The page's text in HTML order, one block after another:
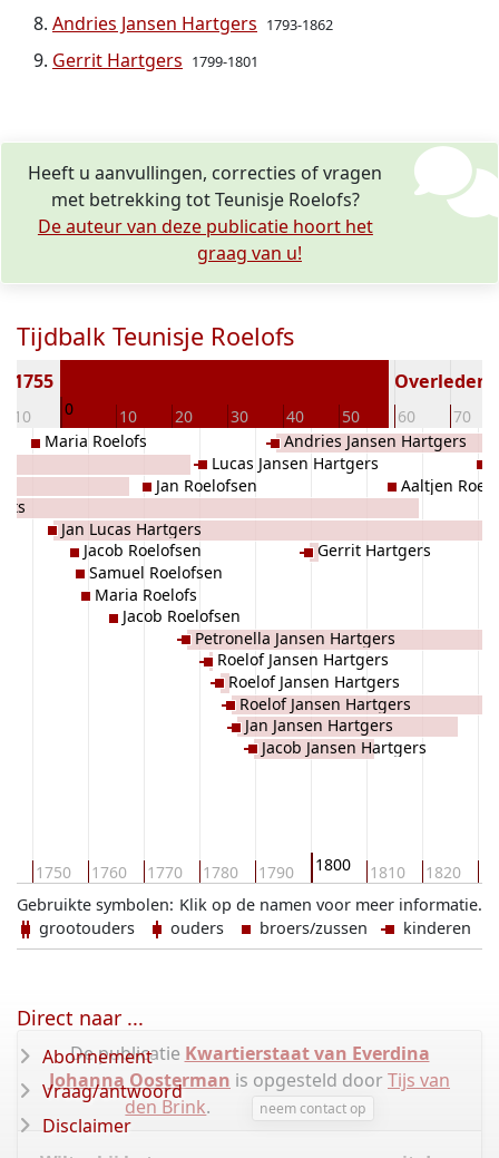
Andries Jansen Hartgers 1793-1862
Gerrit Hartgers 1799-1801
Heeft u aanvullingen, correcties of vragen
met betrekking tot Teunisje Roelofs?
De auteur van deze publicatie hoort het
graag van u!
Tijdbalk Teunisje Roelofs
-10 0 10 20 30 40 50 60 70
1755 Overleden
1750 1760 1770 1780 1790 1800 1810 1820
Maria Roelofs
Jan Lucas Hartgers
Jacob Roelofsen
Samuel Roelofsen
Maria Roelofs
Jacob Roelofsen
Jan Roelofsen
Petronella Jansen Hartgers
Lucas Jansen Hartgers
Roelof Jansen Hartgers
Roelof Jansen Hartgers
Roelof Jansen Hartgers
Jan Jansen Hartgers
Jacob Jansen Hartgers
Andries Jansen Hartgers
Gerrit Hartgers
Aaltjen
Klik op de namen voor meer informatie.
Gebruikte symbolen:
grootouders
ouders broers/zussen kinderen
De publicatie Kwartierstaat van Everdina
Johanna Oosterman is opgesteld doorTijs van
den Brink. neem contact op
Direct naar ...
Abonnement
Vraag/antwoord
Disclaimer